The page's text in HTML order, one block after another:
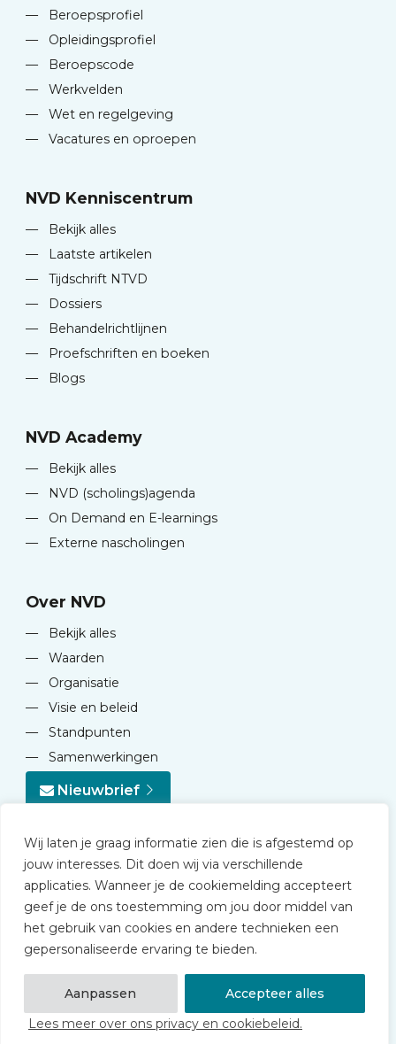
Wij laten je graag informatie zien die is afgestemd op
jouw interesses. Dit doen wij via verschillende
applicaties. Wanneer je de cookiemelding accepteert
geef je de ons toestemming om jou door middel van
het gebruik van cookies en andere technieken een
gepersonaliseerde ervaring te bieden.
Aanpassen
Accepteer alles
Lees meer over ons privacy en cookiebeleid.
—
Beroepsprofiel
—
Opleidingsprofiel
—
Beroepscode
—
Werkvelden
—
Wet en regelgeving
—
Vacatures en oproepen
NVD Kenniscentrum
—
Bekijk alles
—
Laatste artikelen
—
Tijdschrift NTVD
—
Dossiers
—
Behandelrichtlijnen
—
Proefschriften en boeken
—
Blogs
NVD Academy
—
Bekijk alles
—
NVD (scholings)agenda
—
On Demand en E-learnings
—
Externe nascholingen
Over NVD
—
Bekijk alles
—
Waarden
—
Organisatie
—
Visie en beleid
—
Standpunten
—
Samenwerkingen
Nieuwbrief
© 2026 NVD
Privacy statement
Disclaimer